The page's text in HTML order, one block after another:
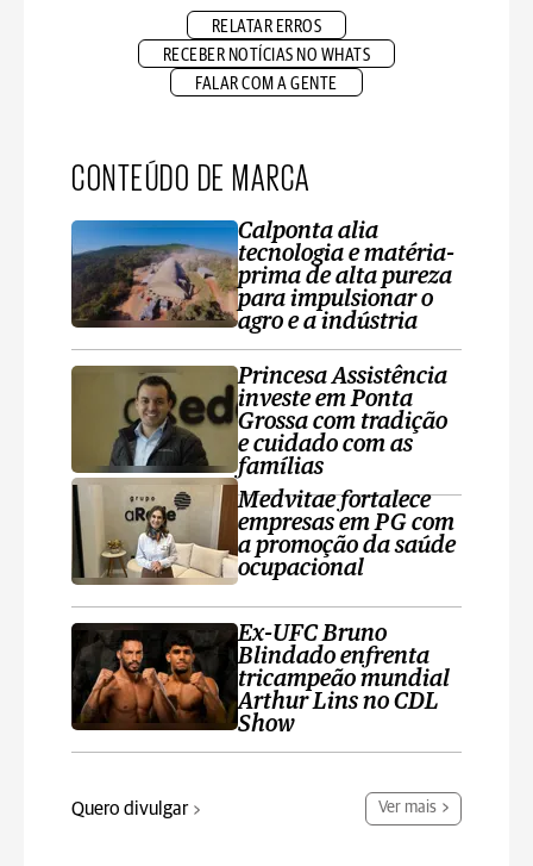
RELATAR ERROS
RECEBER NOTÍCIAS NO WHATS
FALAR COM A GENTE
CONTEÚDO DE MARCA
Calponta alia
tecnologia e matéria-
prima de alta pureza
para impulsionar o
agro e a indústria
Princesa Assistência
investe em Ponta
Grossa com tradição
e cuidado com as
famílias
Medvitae fortalece
empresas em PG com
a promoção da saúde
ocupacional
Ex-UFC Bruno
Blindado enfrenta
tricampeão mundial
Arthur Lins no CDL
Show
Quero divulgar Ver mais